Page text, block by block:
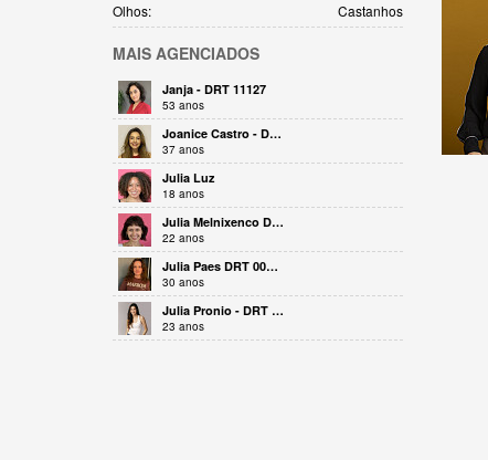
Olhos:
Castanhos
MAIS AGENCIADOS
Janja - DRT 11127
53 anos
Joanice Castro - DRT 25387
37 anos
Julia Luz
18 anos
Julia Melnixenco DRT 35980
22 anos
Julia Paes DRT 0034443
30 anos
Julia Pronio - DRT 0056387
23 anos